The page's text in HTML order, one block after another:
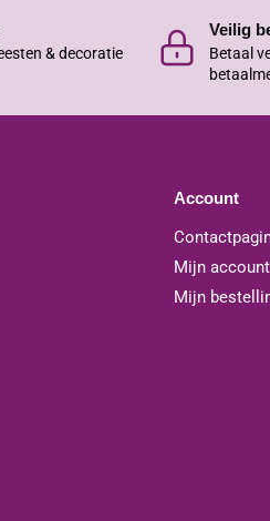
& decoratie
Veilig
Betaal
Account
Mijn account
Mijn